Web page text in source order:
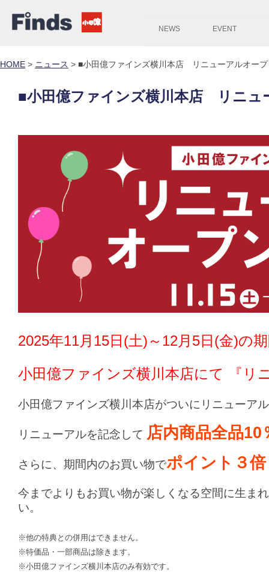
NEWS EVENT
HOME > ニュース > ■小田億ファインズ横川本店 リニューアルオー
■小田億ファインズ横川本店 リニ
2025年11月15日(土)～12月5日(金)の
小田億ファインズ横川本店にて 『リ
小田億ファインズ横川本店がついにリニューア
リニューアルを記念して 店内商品全品10
さらに、期間内のお買い物でポイント３
今までよりもお買い物が楽しくなる空間に生ま
い。
※他の特典との併用はできません。
※特価品・一部商品は除きます。
※小田億ファインズ横川本店のみ有効です。